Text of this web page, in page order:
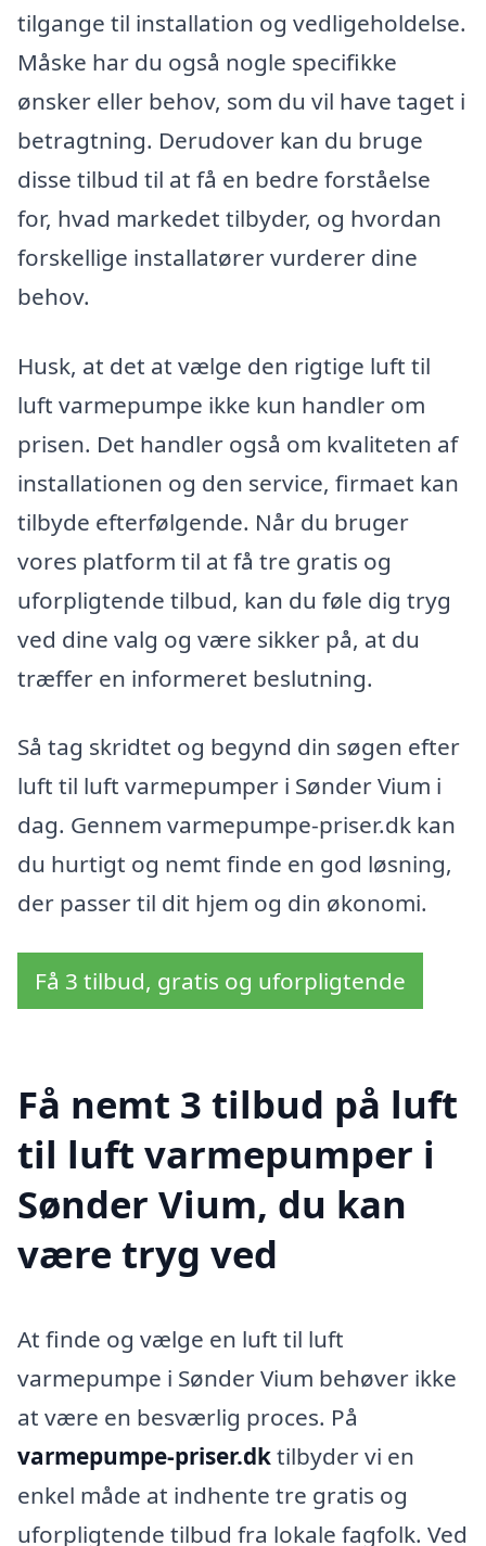
tilgange til installation og vedligeholdelse.
Måske har du også nogle specifikke
ønsker eller behov, som du vil have taget i
betragtning. Derudover kan du bruge
disse tilbud til at få en bedre forståelse
for, hvad markedet tilbyder, og hvordan
forskellige installatører vurderer dine
behov.
Husk, at det at vælge den rigtige luft til
luft varmepumpe ikke kun handler om
prisen. Det handler også om kvaliteten af
installationen og den service, firmaet kan
tilbyde efterfølgende. Når du bruger
vores platform til at få tre gratis og
uforpligtende tilbud, kan du føle dig tryg
ved dine valg og være sikker på, at du
træffer en informeret beslutning.
Så tag skridtet og begynd din søgen efter
luft til luft varmepumper i Sønder Vium i
dag. Gennem varmepumpe-priser.dk kan
du hurtigt og nemt finde en god løsning,
der passer til dit hjem og din økonomi.
Få 3 tilbud, gratis og uforpligtende
Få nemt 3 tilbud på luft
til luft varmepumper i
Sønder Vium, du kan
være tryg ved
At finde og vælge en luft til luft
varmepumpe i Sønder Vium behøver ikke
at være en besværlig proces. På
varmepumpe-priser.dktilbyder vi en
enkel måde at indhente tre gratis og
uforpligtende tilbud fra lokale fagfolk. Ved